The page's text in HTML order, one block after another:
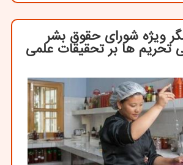
۴ گزارشگر ویژه شورای حقوق بشر
تحریم ها بر تحقیقات علمی